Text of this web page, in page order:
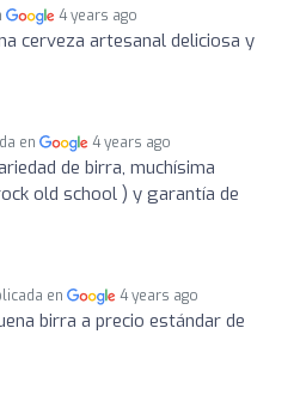
4 years ago
cerveza artesanal deliciosa y
en 4 years ago
de birra, muchísima
old school ) y garantía de
en 4 years ago
birra a precio estándar de